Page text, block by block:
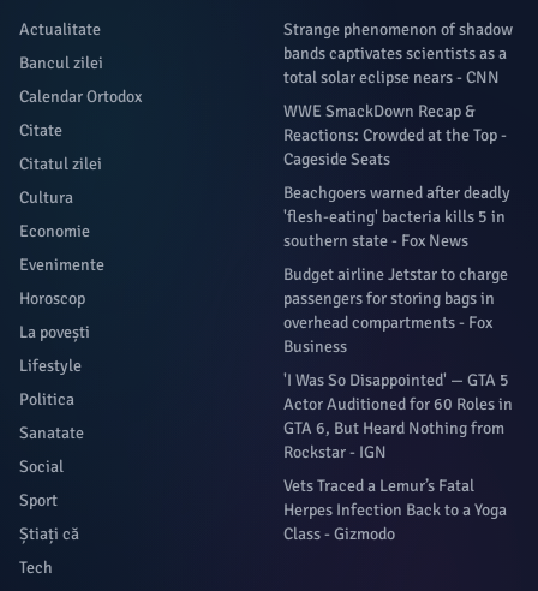
Actualitate
Bancul zilei
Calendar Ortodox
Citate
Citatul zilei
Cultura
Economie
Evenimente
Horoscop
La povești
Lifestyle
Politica
Sanatate
Social
Sport
Știați că
Tech
Strange phenomenon of shadow
bands captivates scientists as a
total solar eclipse nears - CNN
WWE SmackDown Recap &
Reactions: Crowded at the Top -
Cageside Seats
Beachgoers warned after deadly
'flesh-eating' bacteria kills 5 in
southern state - Fox News
Budget airline Jetstar to charge
passengers for storing bags in
overhead compartments - Fox
Business
'I Was So Disappointed' — GTA 5
Actor Auditioned for 60 Roles in
GTA 6, But Heard Nothing from
Rockstar - IGN
Vets Traced a Lemur’s Fatal
Herpes Infection Back to a Yoga
Class - Gizmodo